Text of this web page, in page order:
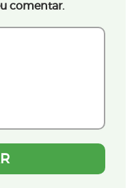
comentar.